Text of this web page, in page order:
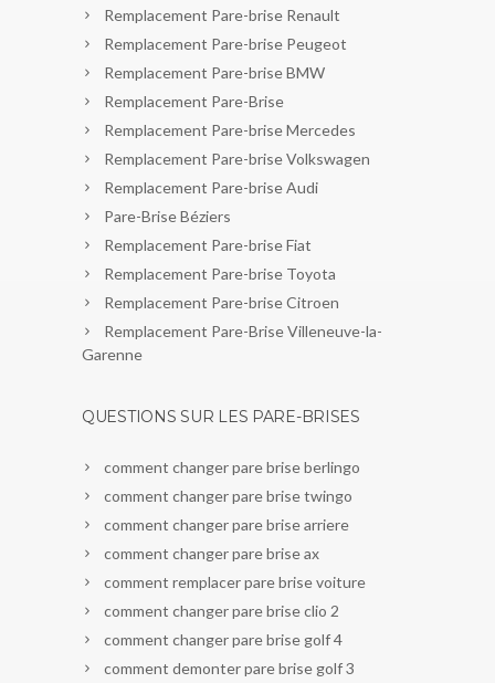
Remplacement Pare-brise Renault
Remplacement Pare-brise Peugeot
Remplacement Pare-brise BMW
Remplacement Pare-Brise
Remplacement Pare-brise Mercedes
Remplacement Pare-brise Volkswagen
Remplacement Pare-brise Audi
Pare-Brise Béziers
Remplacement Pare-brise Fiat
Remplacement Pare-brise Toyota
Remplacement Pare-brise Citroen
Remplacement Pare-Brise Villeneuve-la-
Garenne
QUESTIONS SUR LES PARE-BRISES
comment changer pare brise berlingo
comment changer pare brise twingo
comment changer pare brise arriere
comment changer pare brise ax
comment remplacer pare brise voiture
comment changer pare brise clio 2
comment changer pare brise golf 4
comment demonter pare brise golf 3